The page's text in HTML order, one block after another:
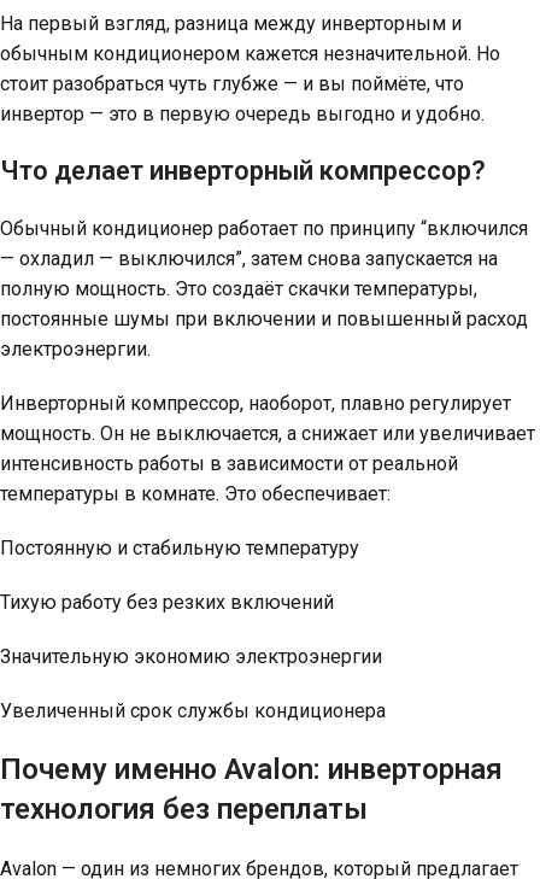
На первый взгляд, разница между инверторным и
обычным кондиционером кажется незначительной. Но
стоит разобраться чуть глубже — и вы поймёте, что
инвертор — это в первую очередь выгодно и удобно.
Что делает инверторный компрессор?
Обычный кондиционер работает по принципу “включился
— охладил — выключился”, затем снова запускается на
полную мощность. Это создаёт скачки температуры,
постоянные шумы при включении и повышенный расход
электроэнергии.
Инверторный компрессор, наоборот, плавно регулирует
мощность. Он не выключается, а снижает или увеличивает
интенсивность работы в зависимости от реальной
температуры в комнате. Это обеспечивает:
Постоянную и стабильную температуру
Тихую работу без резких включений
Значительную экономию электроэнергии
Увеличенный срок службы кондиционера
Почему именно Avalon: инверторная
технология без переплаты
Avalon — один из немногих брендов, который предлагает